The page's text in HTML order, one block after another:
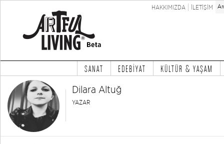
HAKKIMIZDA İLETİŞİM
SANAT EDEBİYAT KÜLTÜR & YAŞAM
Dilara Altuğ
YAZAR